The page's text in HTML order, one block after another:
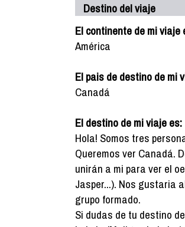
Destino del viaje
El continente de mi viaje
América
El pais de destino de mi
Canadá
El destino de mi viaje es:
Hola! Somos tres
Queremos ver Canadá.
unirán a mi para ver el
Jasper...). Nos gustaria
grupo formado.
Si dudas de tu destino